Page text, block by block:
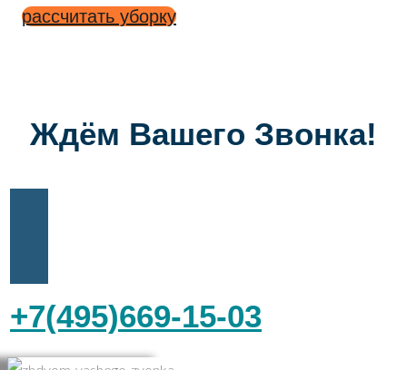
рассчитать уборку
Ждём Вашего Звонка!
+7(495)669-15-03